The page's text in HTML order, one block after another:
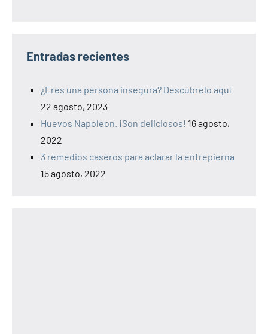
Entradas recientes
¿Eres una persona insegura? Descúbrelo aquí
22 agosto, 2023
Huevos Napoleon. ¡Son deliciosos! 16 agosto,
2022
3 remedios caseros para aclarar la entrepierna
15 agosto, 2022